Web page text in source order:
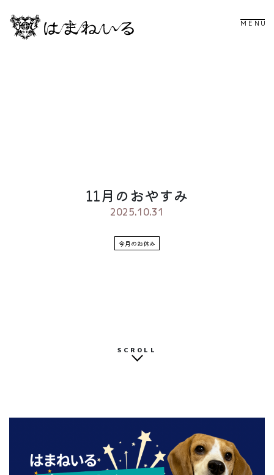
MENU
11月のおやすみ
2025.10.31
今月のお休み
SCROLL